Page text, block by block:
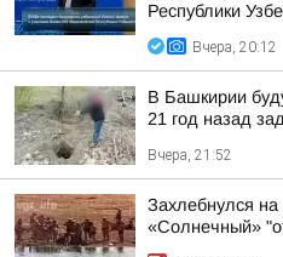
Республики
Вчера, 20:12
В Башкирии
21 год назад
Вчера, 21:52
Захлебнулся
«Солнечный»